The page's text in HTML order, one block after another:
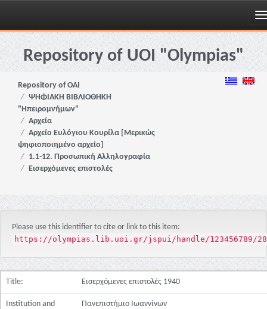
Skip
navigationRepository of UOI "Olympias"
Repository of OAI
ΨΗΦΙΑΚΗ ΒΙΒΛΙΟΘΗΚΗ
"Ηπειρομνήμων"
Αρχεία
Αρχείο Ευλόγιου Κουρίλα [Μερικώς
ψηφιοποιημένο αρχείο]
1.1-12. Προσωπική Αλληλογραφία
Εισερχόμενες επιστολές
Please use this identifier to cite or link to this item:
https://olympias.lib.uoi.gr/jspui/handle/123456789/
Title: Εισερχόμενες επιστολές 1940
Institution and
Πανεπιστήμιο Ιωαννίνων